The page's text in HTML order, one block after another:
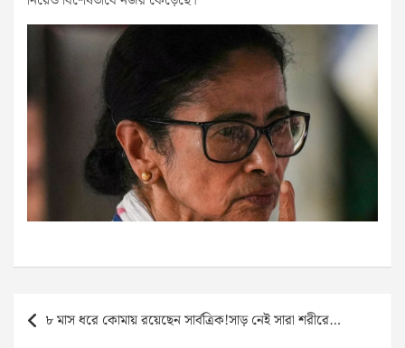
Post
navigation
৮ মাস ধরে কোমায় রয়েছেন সার্বত্রিক!সাড় নেই সারা শরীরে…